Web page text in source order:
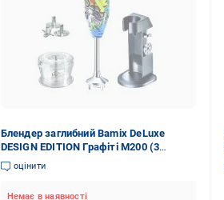
Блендер заглибний Bamix DeLuxe
DESIGN EDITION Графіті M200 (3
насадки, С-ручка) 1011.262
оцінити
Немає в наявності